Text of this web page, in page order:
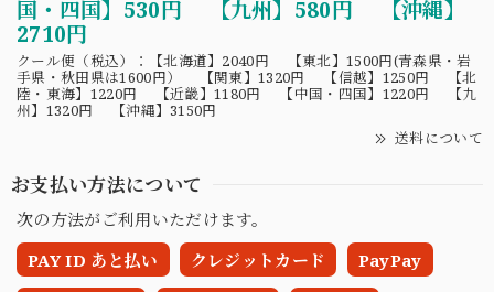
国・四国】530円 【九州】580円 【沖縄】
2710円
クール便（税込）：【北海道】2040円 【東北】1500円(青森県・岩
手県・秋田県は1600円） 【関東】1320円 【信越】1250円 【北
陸・東海】1220円 【近畿】1180円 【中国・四国】1220円 【九
州】1320円 【沖縄】3150円
送料について
お支払い方法について
次の方法がご利用いただけます。
PAY ID あと払い
クレジットカード PayPay